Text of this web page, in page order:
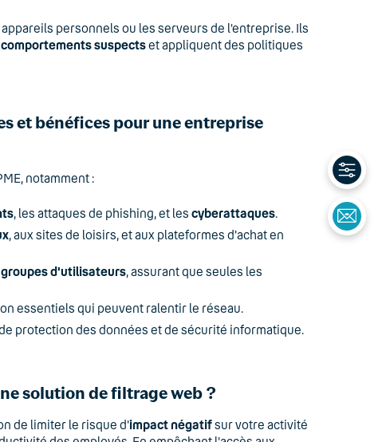
personnels ou les serveurs de l’entreprise. Ils
comportements suspectset appliquent des politiques
et bénéfices pour une entreprise
notamment :
, les attaques de phishing, et les cyberattaques.
, aux sites de loisirs, et aux plateformes d'achat en
groupes d'utilisateurs, assurant que seules les
essentiels qui peuvent ralentir le réseau.
protection des données et de sécurité informatique.
solution de filtrage web ?
de limiter le risque d'impact négatifsur votre activité